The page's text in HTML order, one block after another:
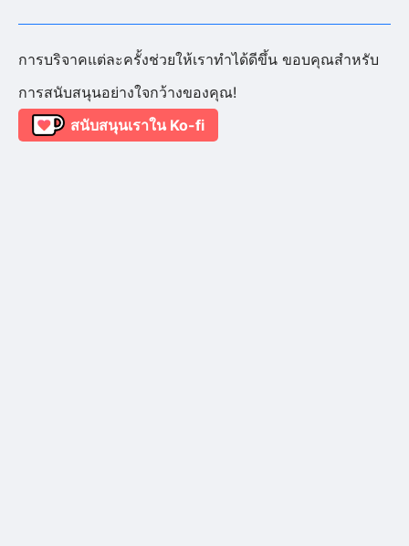
การบริจาคแต่ละครั้งช่วยให้เราทำได้ดีขึ้น ขอบคุณสำหรับ
การสนับสนุนอย่างใจกว้างของคุณ!
สนับสนุนเราใน Ko-fi